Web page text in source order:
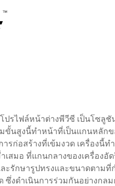
ปรไฟล์หน้าต่างพีวีซี เป็นโซลู
ขั้นสูงนี้ทำหน้าที่เป็นแกนหลักข
ารก่อสร้างที่เข้มงวด เครื่อง
เสมอ ที่แกนกลางของเครื่อง
ะรักษารูปทรงและขนาดตาม
ซึ่งดำเนินการร่วมกันอย่างก